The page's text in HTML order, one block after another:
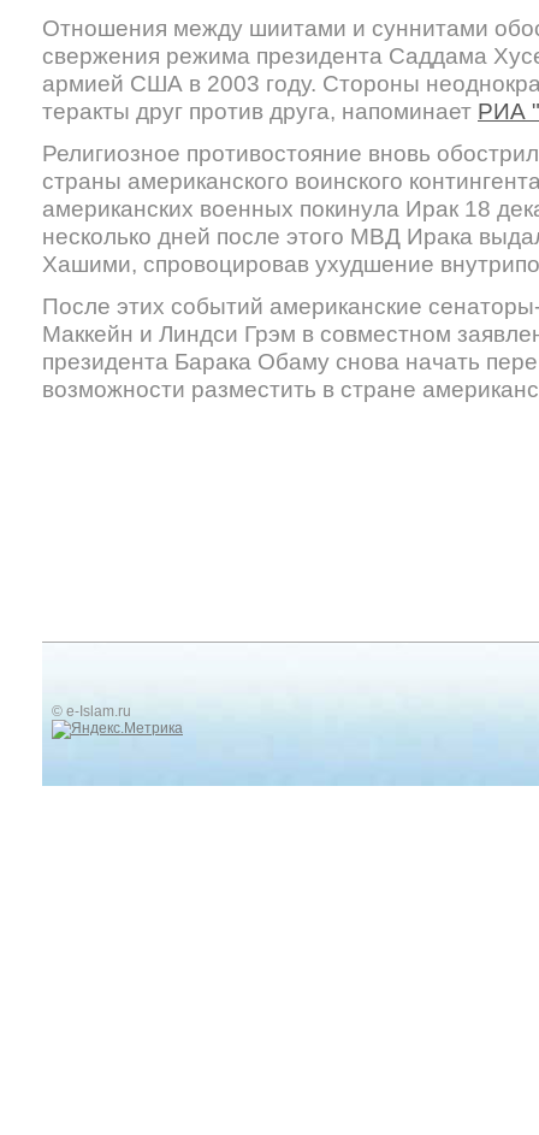
Отношения между шиитами и суннитами
свержения режима президента Саддама
армией США в 2003 году. Стороны
теракты друг против друга, напоминает РИА
Религиозное противостояние вновь
страны американского воинского
американских военных покинула Ирак 18
несколько дней после этого МВД Ирака
Хашими, спровоцировав ухудшение
После этих событий американские
Маккейн и Линдси Грэм в совместном
президента Барака Обаму снова начать
возможности разместить в стране
© e-Islam.ru